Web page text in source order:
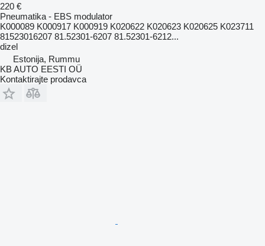
220 €
Pneumatika - EBS modulator
K000089 K000917 K000919 K020622 K020623 K020625 K023711
81523016207 81.52301-6207 81.52301-6212...
dizel
Estonija, Rummu
KB AUTO EESTI OÜ
Kontaktirajte prodavca